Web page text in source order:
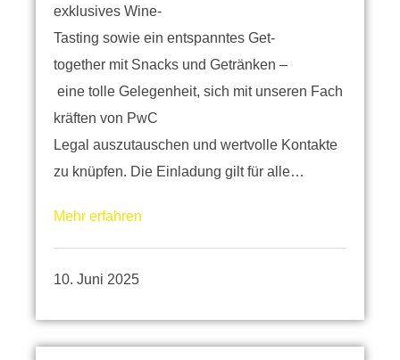
exklusives Wine-
Tasting sowie ein entspanntes Get-
together mit Snacks und Getränken –
eine tolle Gelegenheit, sich mit unseren Fach
kräften von PwC
Legal auszutauschen und wertvolle Kontakte
zu knüpfen. Die Einladung gilt für alle…
Mehr erfahren
10. Juni 2025